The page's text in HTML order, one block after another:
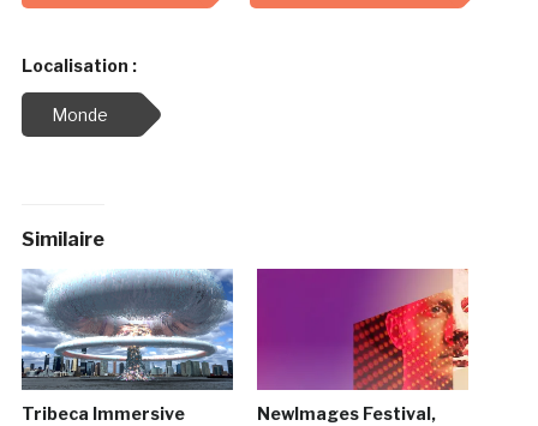
Localisation :
Monde
Similaire
Tribeca Immersive
NewImages Festival,